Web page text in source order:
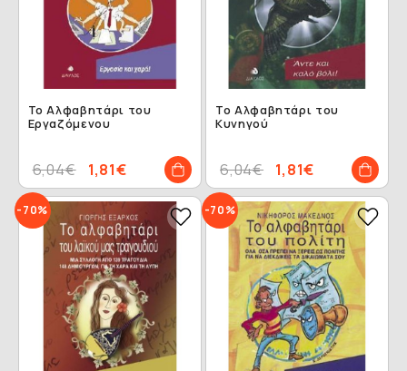
Το Αλφαβητάρι του
Εργαζόμενου
1,81€
6,04€
Το Αλφαβητάρι του
Κυνηγού
1,81€
6,04€
-70% -70%